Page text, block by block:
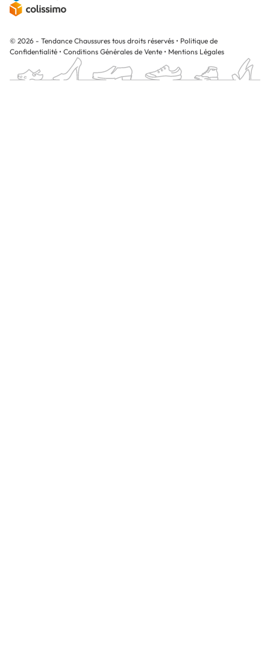
© 2026 - Tendance Chaussures tous droits réservés • Politique de
Confidentialité • Conditions Générales de Vente • Mentions Légales